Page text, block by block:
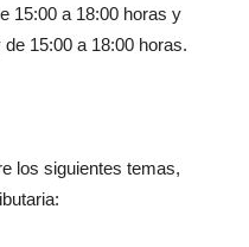
15:00 a 18:00 horas y
15:00 a 18:00 horas.
los siguientes temas,